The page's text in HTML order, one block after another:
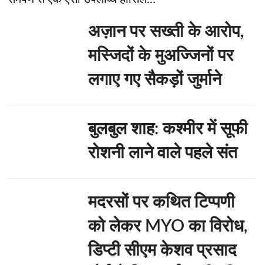
अज़ान पर सख्ती के आरोप,
मस्जिदों के मुअज्जिनों पर
लगाए गए सैकड़ों जुर्माने
बुलबुल शाह: कश्मीर में सूफी
रोशनी लाने वाले पहले संत
मदरसों पर कथित टिप्पणी
को लेकर MYO का विरोध,
डिप्टी सीएम केशव प्रसाद